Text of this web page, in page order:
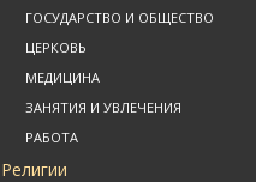
ГОСУДАРСТВО И ОБЩЕСТВО
ЦЕРКОВЬ
МЕДИЦИНА
ЗАНЯТИЯ И УВЛЕЧЕНИЯ
РАБОТА
Религии